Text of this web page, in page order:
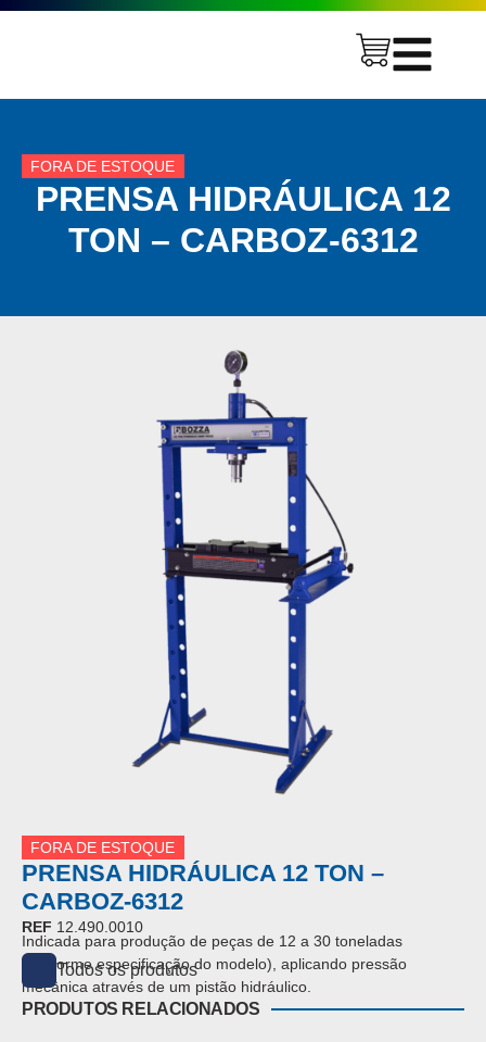
FORA DE ESTOQUE
PRENSA HIDRÁULICA 12
TON – CARBOZ-6312
FORA DE ESTOQUE
PRENSA HIDRÁULICA 12 TON –
CARBOZ-6312
REF 12.490.0010
Indicada para produção de peças de 12 a 30 toneladas
(conforme especificação do modelo), aplicando pressão
mecânica através de um pistão hidráulico.
Todos os produtos
PRODUTOS RELACIONADOS